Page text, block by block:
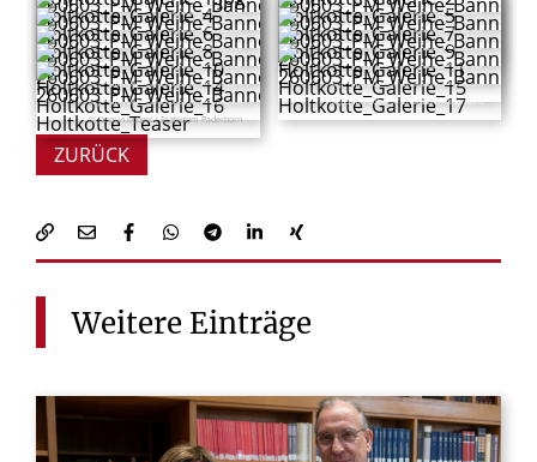
© Frederik Köhler
© Frederik Köhler
© Frederik Köhler
© Frederik Köhler
© Frederick Köhler
© Frederick Köhler
© Frederick Köhler
© Frederick Köhler
© Jasmin Lobert / Erzbistum Paderborn
© Jasmin Lobert / Erzbistum Paderborn
© Jasmin Lobert / Erzbistum Paderborn
© Jasmin Lobert / Erzbistum Paderborn
© Jasmin Lobert / Erzbistum Paderborn
ZURÜCK
Weitere Einträge